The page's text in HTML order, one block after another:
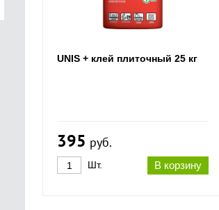
UNIS + клей плиточный 25 кг
395 руб.
В корзину
Шт.